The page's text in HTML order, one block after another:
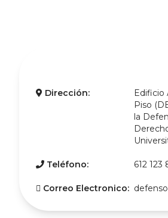
Dirección:
Edificio
Piso
la
Teléfono: 612
Correo Electronico: